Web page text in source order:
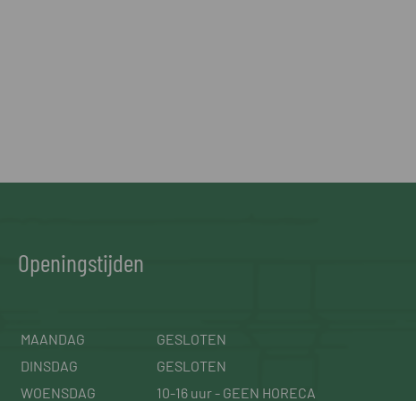
Openingstijden
MAANDAG
GESLOTEN
DINSDAG
GESLOTEN
WOENSDAG
10-16 uur - GEEN HORECA